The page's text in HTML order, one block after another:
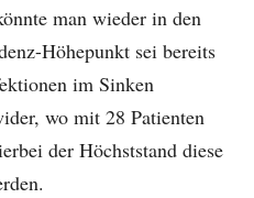
man wieder in den
Höhepunkt sei bereits
im Sinken
wo mit 28 Patienten
der Höchststand diese